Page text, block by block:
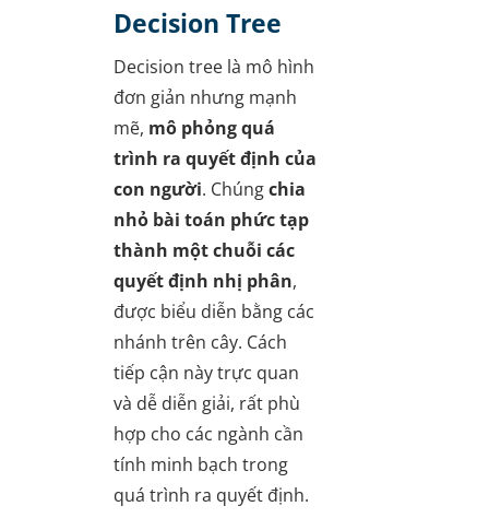
Decision Tree
Decision tree là mô hình
đơn giản nhưng mạnh
mẽ, mô phỏng quá
trình ra quyết định của
con người. Chúngchia
nhỏ bài toán phức tạp
thành một chuỗi các
quyết định nhị phân,
được biểu diễn bằng các
nhánh trên cây. Cách
tiếp cận này trực quan
và dễ diễn giải, rất phù
hợp cho các ngành cần
tính minh bạch trong
quá trình ra quyết định.